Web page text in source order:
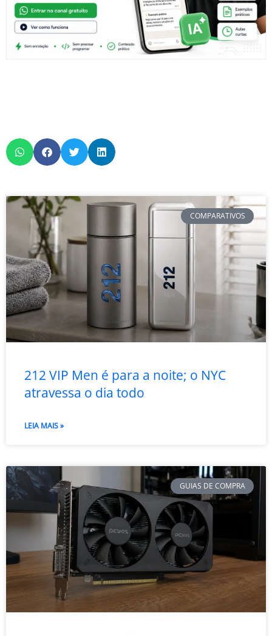
COMPARATIVOS
212 VIP Men é para a noite; o NYC
atravessa o dia todo
LEIA MAIS »
GUIAS DE COMPRA